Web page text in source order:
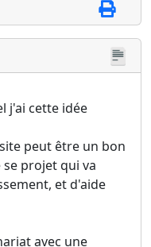
j'ai cette idée
peut être un bon
projet qui va
et d'aide
avec une